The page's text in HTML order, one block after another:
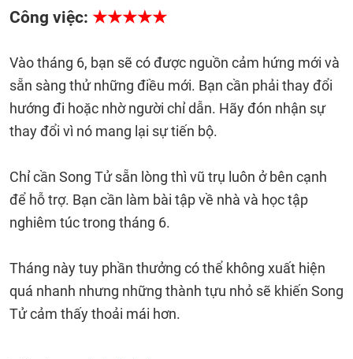
Công việc: ★★★★★
Vào tháng 6, bạn sẽ có được nguồn cảm hứng mới và
sẵn sàng thử những điều mới. Bạn cần phải thay đổi
hướng đi hoặc nhờ người chỉ dẫn. Hãy đón nhận sự
thay đổi vì nó mang lại sự tiến bộ.
Chỉ cần Song Tử sẵn lòng thì vũ trụ luôn ở bên cạnh
để hỗ trợ. Bạn cần làm bài tập về nhà và học tập
nghiêm túc trong tháng 6.
Tháng này tuy phần thưởng có thể không xuất hiện
quá nhanh nhưng những thành tựu nhỏ sẽ khiến Song
Tử cảm thấy thoải mái hơn.